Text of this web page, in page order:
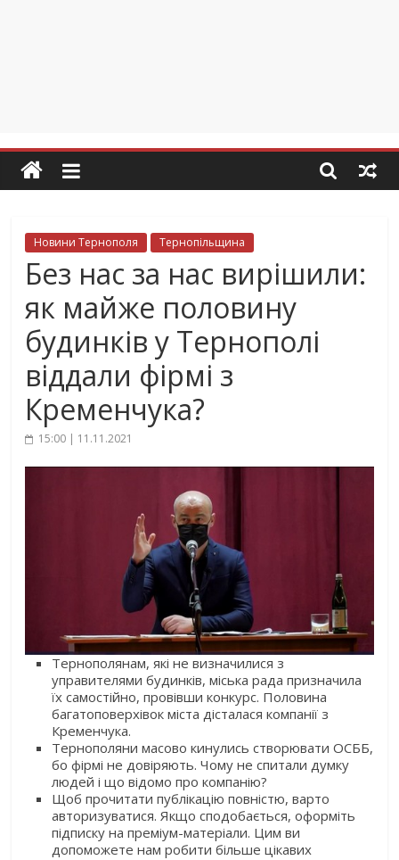
Новини Тернополя Тернопільщина
Без нас за нас вирішили:
як майже половину
будинків у Тернополі
віддали фірмі з
Кременчука?
15:00 | 11.11.2021
Тернополянам, які не визначилися з
управителями будинків, міська рада призначила
їх самостійно, провівши конкурс. Половина
багатоповерхівок міста дісталася компанії з
Кременчука.
Тернополяни масово кинулись створювати ОСББ,
бо фірмі не довіряють. Чому не спитали думку
людей і що відомо про компанію?
Щоб прочитати публікацію повністю, варто
авторизуватися. Якщо сподобається, оформіть
підписку на преміум-матеріали. Цим ви
допоможете нам робити більше цікавих